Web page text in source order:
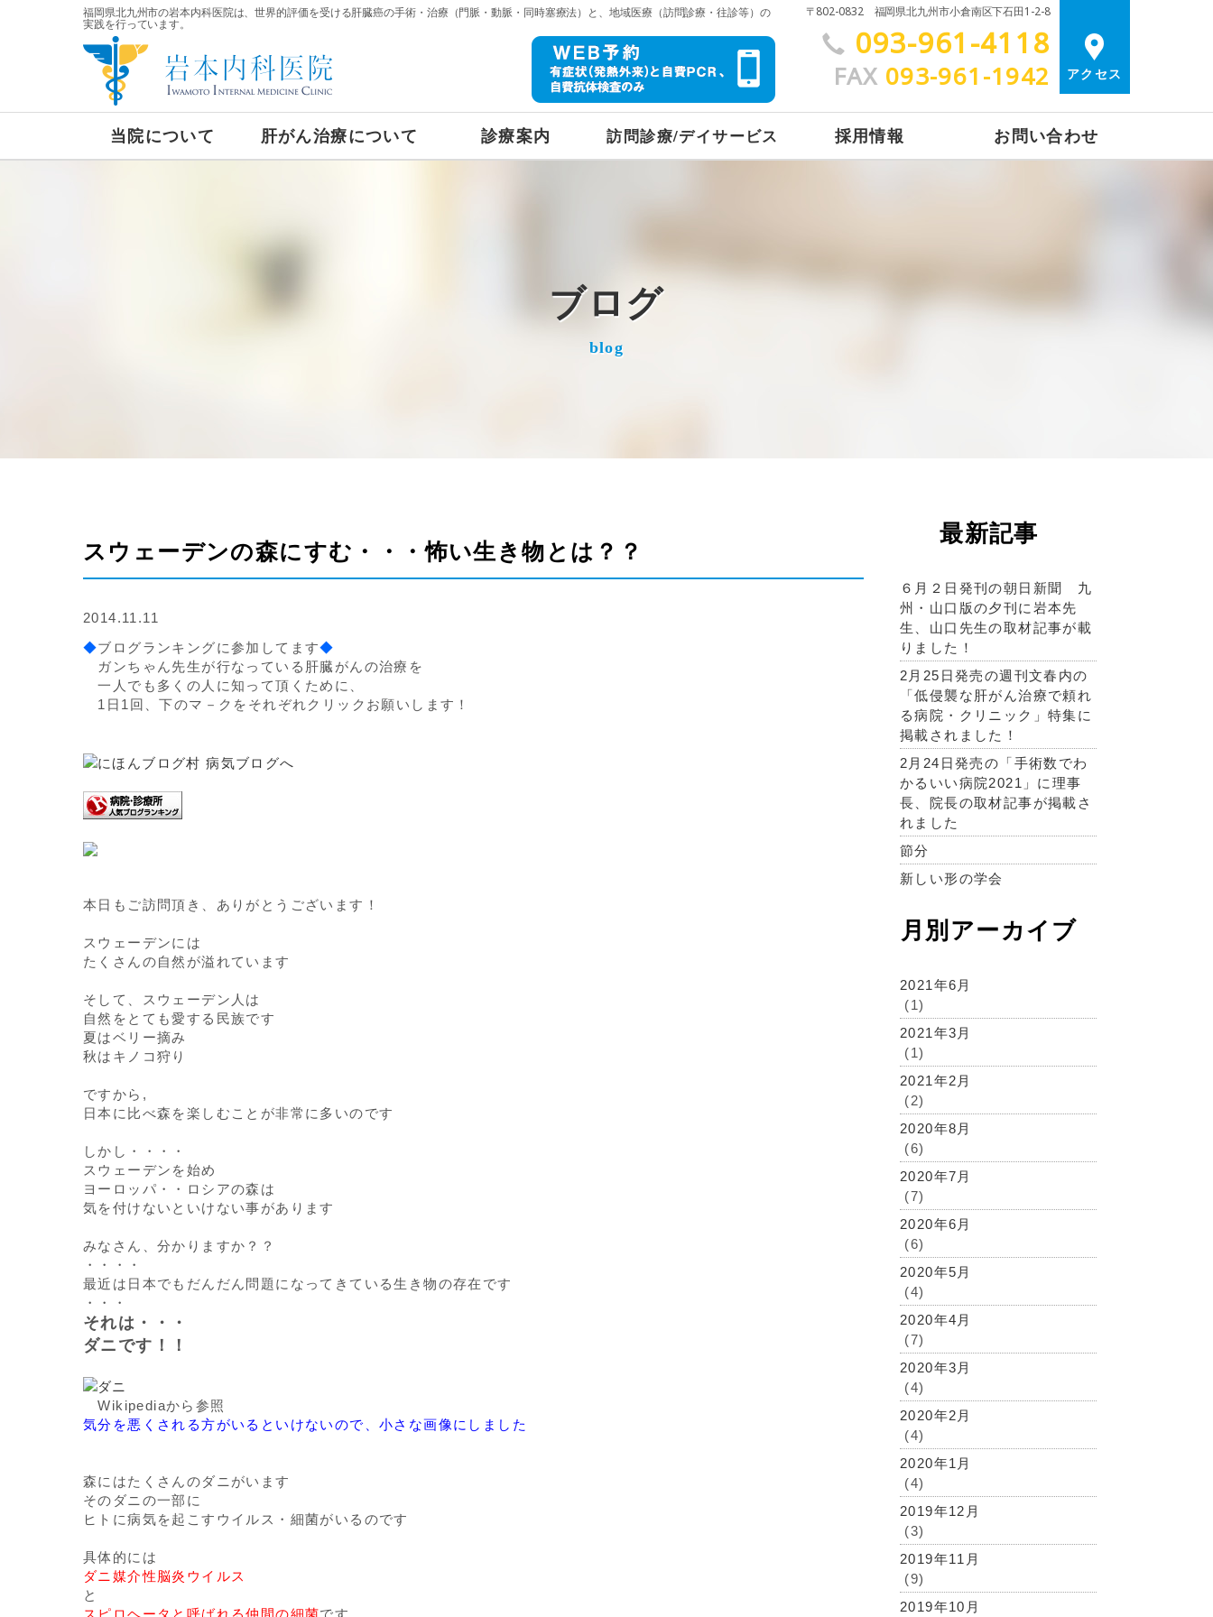
福岡県北九州市の岩本内科医院は、世界的評価を受ける肝臓癌の手術・治療（門脈・動脈・同時塞療法）と、地域医療（訪問診療・往診等）の
実践を行っています。
〒802-0832 福岡県北九州市小倉南区下石田1-2-8
093-961-4118
FAX 093-961-1942 アクセス
当院について 肝がん治療について 診療案内 訪問診療/デイサービス 採用情報 お問い合わせ
ブログ
blog
スウェーデンの森にすむ・・・怖い生き物とは？？
2014.11.11
◆ブログランキングに参加してます◆
ガンちゃん先生が行なっている肝臓がんの治療を
一人でも多くの人に知って頂くために、
1日1回、下のマ－クをそれぞれクリックお願いします！
本日もご訪問頂き、ありがとうございます！
スウェーデンには
たくさんの自然が溢れています
そして、スウェーデン人は
自然をとても愛する民族です
夏はベリー摘み
秋はキノコ狩り
ですから,
日本に比べ森を楽しむことが非常に多いのです
しかし・・・・
スウェーデンを始め
ヨーロッパ・・ロシアの森は
気を付けないといけない事があります
みなさん、分かりますか？？
・・・・
最近は日本でもだんだん問題になってきている生き物の存在です
・・・
それは・・・
ダニです！！
Wikipediaから参照
気分を悪くされる方がいるといけないので、小さな画像にしました
森にはたくさんのダニがいます
そのダニの一部に
ヒトに病気を起こすウイルス・細菌がいるのです
具体的には
ダニ媒介性脳炎ウイルス
と
スピロヘータと呼ばれる仲間の細菌です
最新記事
６月２日発刊の朝日新聞 九
州・山口版の夕刊に岩本先
生、山口先生の取材記事が載
りました！
2月25日発売の週刊文春内の
「低侵襲な肝がん治療で頼れ
る病院・クリニック」特集に
掲載されました！
2月24日発売の「手術数でわ
かるいい病院2021」に理事
長、院長の取材記事が掲載さ
れました
節分
新しい形の学会
月別アーカイブ
2021年6月
(1)
2021年3月
(1)
2021年2月
(2)
2020年8月
(6)
2020年7月
(7)
2020年6月
(6)
2020年5月
(4)
2020年4月
(7)
2020年3月
(4)
2020年2月
(4)
2020年1月
(4)
2019年12月
(3)
2019年11月
(9)
2019年10月